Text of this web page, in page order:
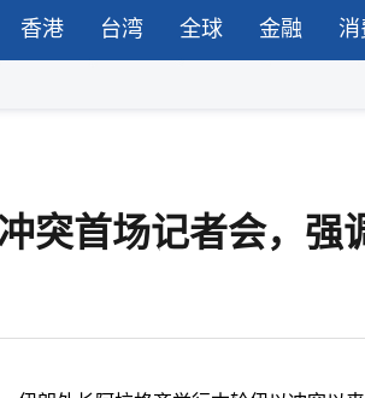
香港 台湾 全球 金融 消
突首场记者会，强